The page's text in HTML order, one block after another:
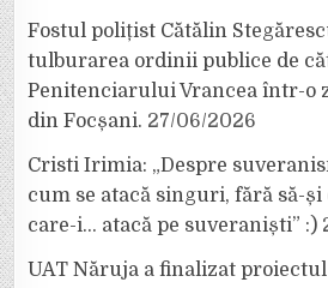
Fostul polițist Cătălin
tulburarea ordinii publice de
Penitenciarului Vrancea într-o
din Focșani. 27/06/2026
Cristi Irimia: „Despre
cum se atacă singuri, fără să-și
care-i… atacă pe suveraniști” :)
UAT Năruja a finalizat